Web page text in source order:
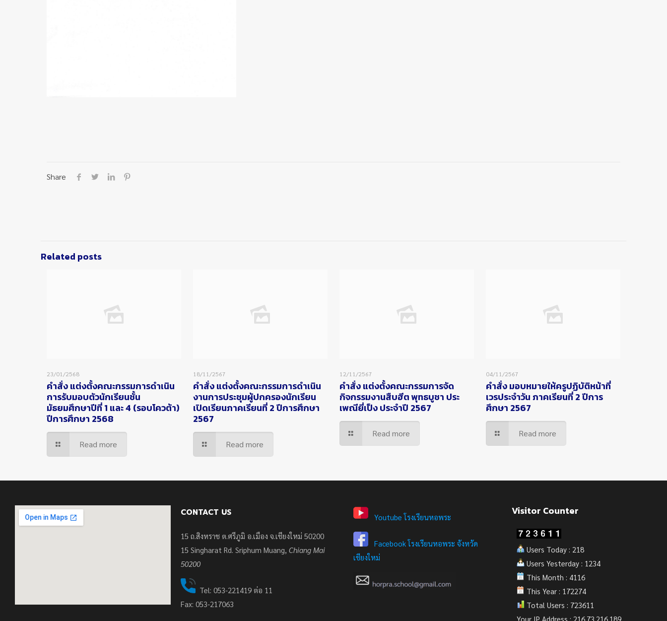
Share
Related posts
23/01/2568
คำสั่ง แต่งตั้งคณะกรรมการดำเนิน
การรับมอบตัวนักเรียนชั้น
มัธยมศึกษาปีที่ 1 และ 4 (รอบโควต้า)
ปีการศึกษา 2568
Read more
18/11/2567
คำสั่ง แต่งตั้งคณะกรรมการดำเนิน
งานการประชุมผู้ปกครองนักเรียน
เปิดเรียนภาคเรียนที่ 2 ปีการศึกษา
2567
Read more
12/11/2567
คำสั่ง แต่งตั้งคณะกรรมการจัด
กิจกรรมงานสืบฮีต พุทธบูชา ประ
เพณียี่เป็ง ประจำปี 2567
Read more
04/11/2567
คำสั่ง มอบหมายให้ครูปฏิบัติหน้าที่
เวรประจำวัน ภาคเรียนที่ 2 ปีการ
ศึกษา 2567
Read more
CONTACT US
15 ถ.สิงหราช ต.ศรีภูมิ อ.เมือง จ.เชียงใหม่ 50200
15Singharat Rd. Sriphum Muang,Chiang Mai
50200
Tel: 053-221419 ต่อ 11
Fax: 053-217063
Youtube โรงเรียนหอพระ
Facebook โรงเรียนหอพระ จังหวัด
เชียงใหม่
Visitor Counter
Users Today : 218
Users Yesterday : 1234
This Month : 4116
This Year : 172274
Total Users : 723611
Your IP Address : 216.73.216.189